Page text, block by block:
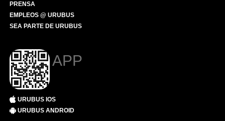
PRENSA
EMPLEOS @ URUBUS
SEA PARTE DE URUBUS
APP
URUBUS IOS
URUBUS ANDROID